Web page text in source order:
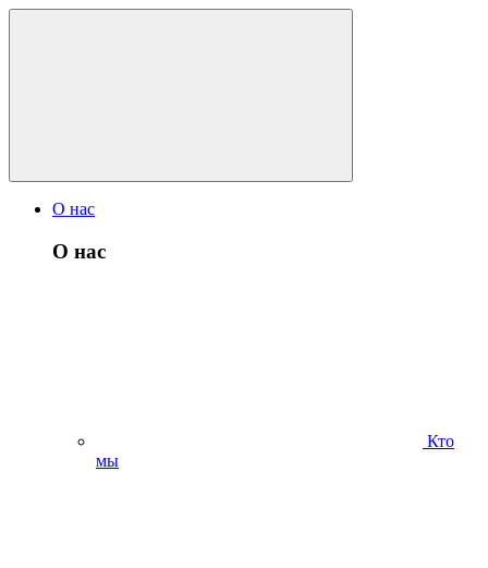
О нас
О нас
Кто
мы